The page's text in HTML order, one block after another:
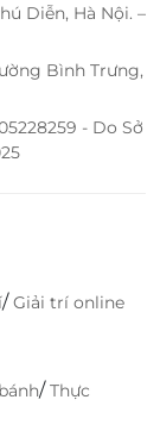
mặc từ mặt
Đình, đường
Đình – Cồn
Thủy Biều –
Văn Thánh –
Diễn, Hà Nội. –
Bình Trưng,
- Do Sở
/Giải trí online
/Thực